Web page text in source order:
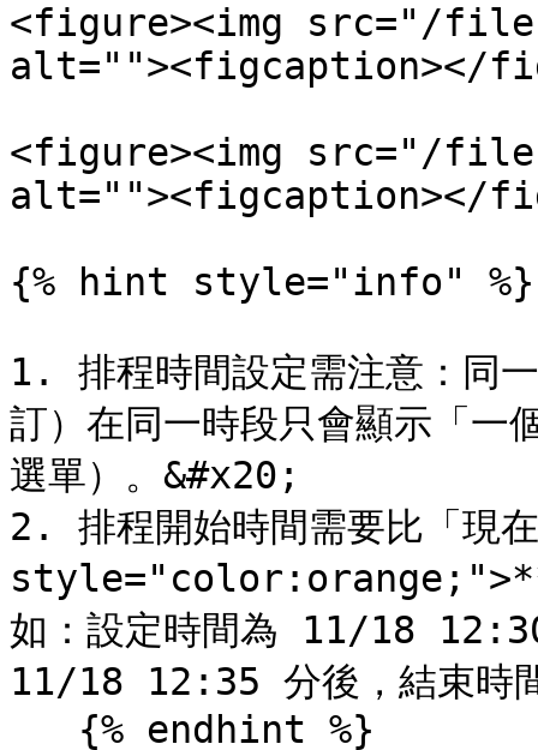
<figure><img src="/files/
alt=""><figcaption></
<figure><img src="/files/
alt=""><figcaption></
{% hint style="info" %}
1. 排程時間設定需注意：同
訂）在同一時段只會顯示「一
選單）。&#x20;
2. 排程開始時間需要比「現
style="color:orange;">**
如：設定時間為 11/18
11/18 12:35 分後，結束時